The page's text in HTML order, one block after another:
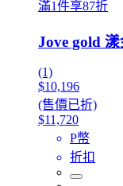
滿1件享87折
Jove gold
(1)
$10,196
(售價已折)
$11,720
P幣
折扣